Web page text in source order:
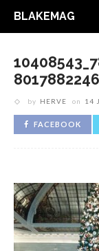
BLAKEMAG
by HERVE on 14
FACEBOOK